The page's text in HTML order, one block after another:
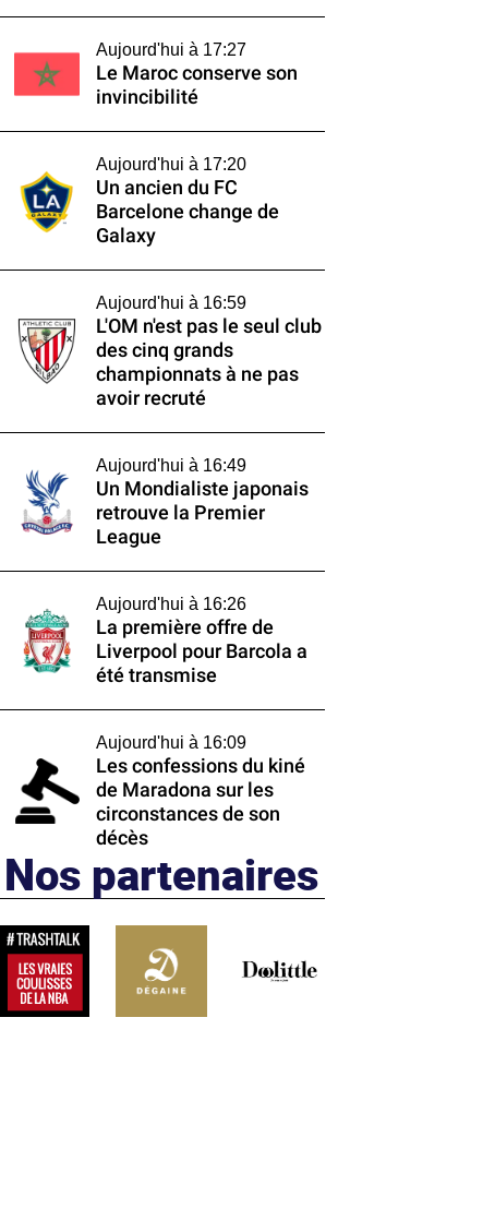
Aujourd'hui à 17:27
Le Maroc conserve son
invincibilité
Aujourd'hui à 17:20
Un ancien du FC
Barcelone change de
Galaxy
Aujourd'hui à 16:59
L'OM n'est pas le seul club
des cinq grands
championnats à ne pas
avoir recruté
Aujourd'hui à 16:49
Un Mondialiste japonais
retrouve la Premier
League
Aujourd'hui à 16:26
La première offre de
Liverpool pour Barcola a
été transmise
Aujourd'hui à 16:09
Les confessions du kiné
de Maradona sur les
circonstances de son
décès
Nos partenaires